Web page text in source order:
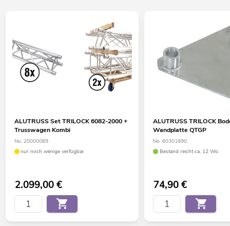
ALUTRUSS Set TRILOCK 6082-2000 +
Trusswagen Kombi
No. 20000089
nur noch wenige verfügbar
2.099,00€
ALUTRUSS TRILOCK
Wandplatte QTGP
No. 60301890
Bestand reicht ca. 12 Wo.
74,90€